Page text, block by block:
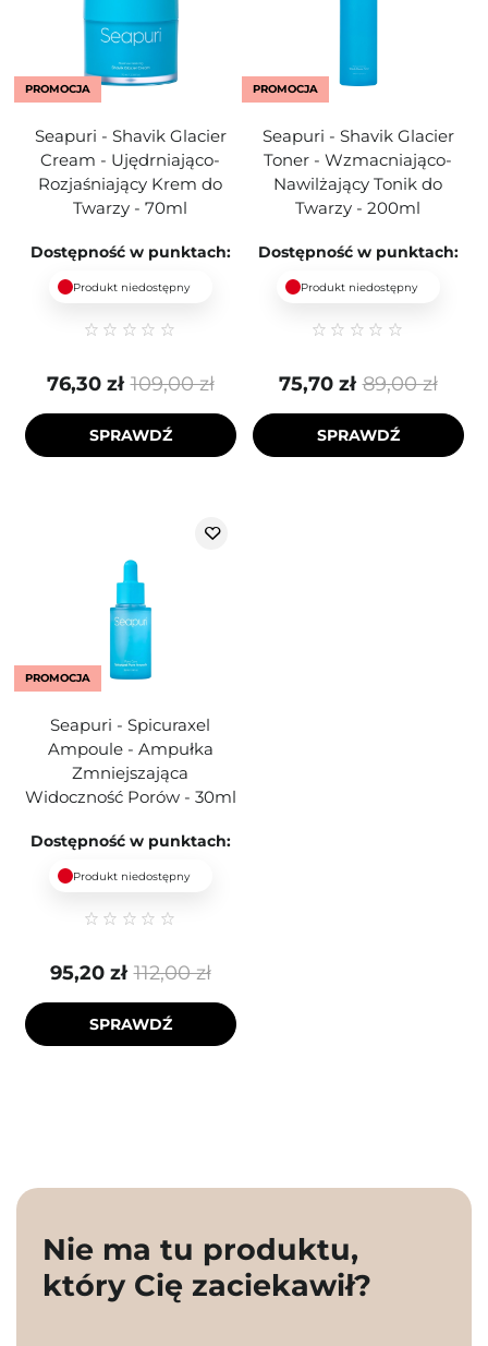
PROMOCJA
Seapuri - Shavik Glacier
Cream - Ujędrniająco-
Rozjaśniający Krem do
Twarzy - 70ml
Dostępność w punktach:
Produkt niedostępny
109,00 zł
76,30 zł
SPRAWDŹ
PROMOCJA
Seapuri - Shavik Glacier
Toner - Wzmacniająco-
Nawilżający Tonik do
Twarzy - 200ml
Dostępność w punktach:
Produkt niedostępny
89,00 zł
75,70 zł
SPRAWDŹ
PROMOCJA
Seapuri - Spicuraxel
Ampoule - Ampułka
Zmniejszająca
Widoczność Porów - 30ml
Dostępność w punktach:
Produkt niedostępny
112,00 zł
95,20 zł
SPRAWDŹ
Nie ma tu produktu,
który Cię zaciekawił?